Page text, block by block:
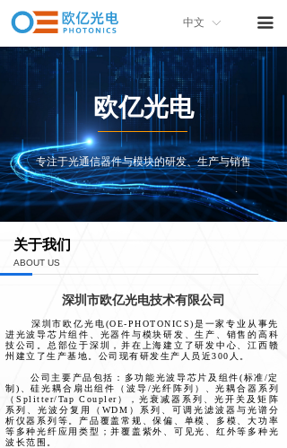
끀
首页
关于我们
产品画册
联系我们
ꀅ
中文
专注于光通信器件与模块的研发、生产与销售
欧亿光电
关于我们
ABOUT US
深圳市欧亿光电技术有限公司
深圳市欧亿光电(OE-PHOTONICS)是一家专业从事先
进光波导芯片组件、光器件与模块研发、生产、销售的高科
技公司。总部位于深圳，并在上海建立了研发中心、江西赣
州建立了生产基地。公司现有研发生产人员近300人。
公司主要产品包括：多功能光波导芯片及组件(标准/定
制)、硅光耦合扇出组件（波导/光纤阵列）、光耦合器系列
（Splitter/Tap Coupler），光衰减器系列、光开关及矩阵
系列、光波分复用（WDM）系列、可调光滤波器与光谱分
析仪器系列等。产品覆盖常规、保偏、单模、多模、大功率
等多种光纤应用类型；并覆盖紫外、可见光、红外等多种光
波长范围。